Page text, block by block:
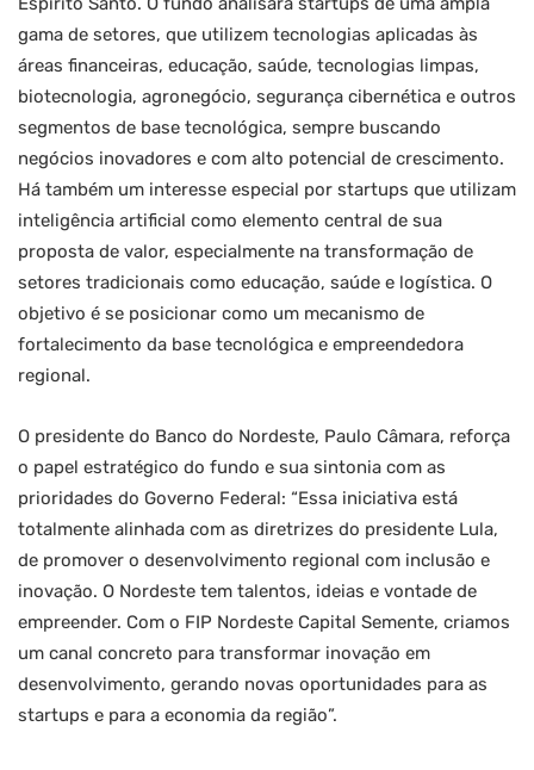
gama de setores, que utilizem tecnologias aplicadas às
áreas financeiras, educação, saúde, tecnologias limpas,
biotecnologia, agronegócio, segurança cibernética e outros
segmentos de base tecnológica, sempre buscando
negócios inovadores e com alto potencial de crescimento.
Há também um interesse especial por startups que utilizam
inteligência artificial como elemento central de sua
proposta de valor, especialmente na transformação de
setores tradicionais como educação, saúde e logística. O
objetivo é se posicionar como um mecanismo de
fortalecimento da base tecnológica e empreendedora
regional.
O presidente do Banco do Nordeste, Paulo Câmara, reforça
o papel estratégico do fundo e sua sintonia com as
prioridades do Governo Federal: “Essa iniciativa está
totalmente alinhada com as diretrizes do presidente Lula,
de promover o desenvolvimento regional com inclusão e
inovação. O Nordeste tem talentos, ideias e vontade de
empreender. Com o FIP Nordeste Capital Semente, criamos
um canal concreto para transformar inovação em
desenvolvimento, gerando novas oportunidades para as
startups e para a economia da região”.